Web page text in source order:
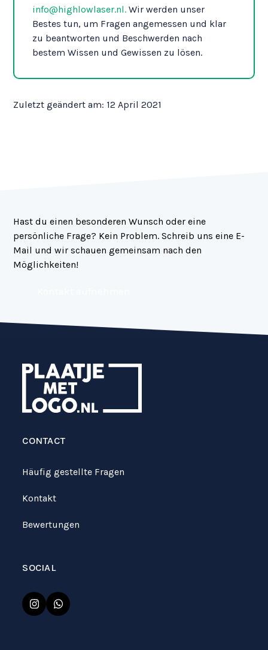
info@highlowlaser.nl. Wir werden unser
Bestes tun, um Fragen angemessen und klar
zu beantworten und Beschwerden nach
bestem Wissen und Gewissen zu lösen.
Zuletzt geändert am: 12 April 2021
Hast du einen besonderen Wunsch oder eine
persönliche Frage? Kein Problem. Schreib uns eine E-
Mail und wir schauen gemeinsam nach den
Möglichkeiten!
CONTACT
Häufig gestellte Fragen
Kontakt
Bewertungen
SOCIAL
InstagramWhatsapp